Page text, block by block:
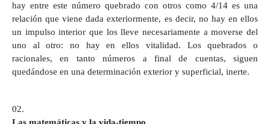
hay entre este número quebrado con otros como 4/14 es una
relación que viene dada exteriormente, es decir, no hay en ellos
un impulso interior que los lleve necesariamente a moverse del
uno al otro: no hay en ellos vitalidad. Los quebrados o
racionales, en tanto números a final de cuentas, siguen
quedándose en una determinación exterior y superficial, inerte.